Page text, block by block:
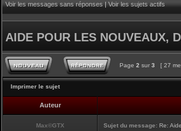
Voir les messages sans réponses|Voir les sujets actifs
AIDE POUR LES NOUVEAUX,
Page 2 sur 3 [ 27
Imprimer le sujet
Auteur
Max©GTX Sujet du message: Re: